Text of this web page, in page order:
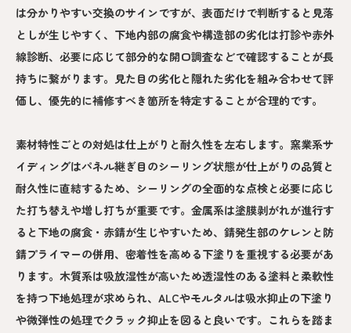
は分かりやすい交換のサインですが、表面だけで判断すると見落
としが生じやすく、下地内部の腐食や構造部の劣化は打診や赤外
線診断、必要に応じて部分的な開口調査などで確認することが長
持ちに繋がります。見た目の劣化と隠れた劣化を組み合わせて評
価し、優先的に補修すべき箇所を特定することが合理的です。
素材特性ごとの対処は仕上がりと耐久性を左右します。窯業系サ
イディングはパネル継ぎ目のシーリング状態が仕上がりの品質と
耐久性に直結するため、シーリングの全面的な点検と必要に応じ
た打ち替えや増し打ちが重要です。金属系は塗膜剥がれが進行す
ると下地の腐食・赤錆が生じやすいため、錆発生部のケレンと防
錆プライマーの併用、密着性を高める下塗りを重視する必要があ
ります。木質系は吸放湿性が高いため透湿性のある塗料と柔軟性
を持つ下地処理が求められ、ALCやモルタルは吸水抑止の下塗り
や微弾性の処理でクラック抑止を図ると良いです。これらを踏ま